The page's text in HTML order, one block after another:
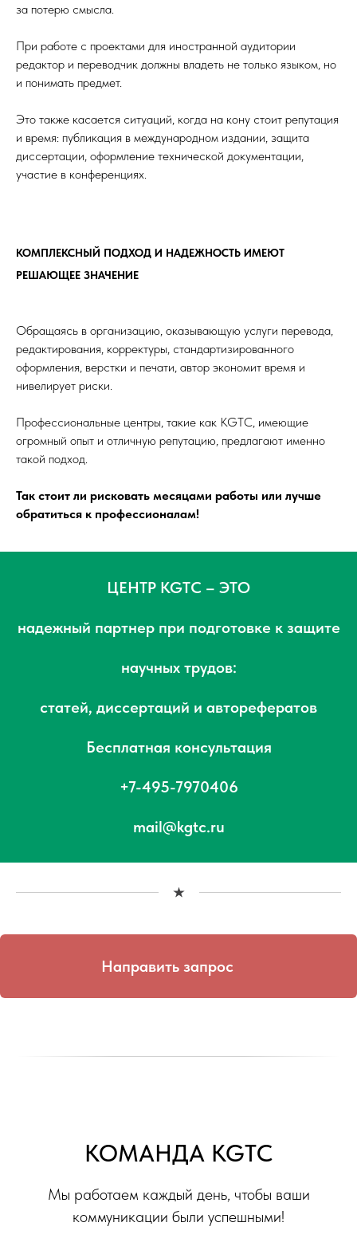
за потерю смысла.
При работе с проектами для иностранной аудитории
редактор и переводчик должны владеть не только языком, но
и понимать предмет.
Это также касается ситуаций, когда на кону стоит репутация
и время: публикация в международном издании, защита
диссертации, оформление технической документации,
участие в конференциях.
КОМПЛЕКСНЫЙ ПОДХОД И НАДЕЖНОСТЬ ИМЕЮТ
РЕШАЮЩЕЕ ЗНАЧЕНИЕ
Обращаясь в организацию, оказывающую услуги перевода,
редактирования, корректуры, стандартизированного
оформления, верстки и печати, автор экономит время и
нивелирует риски.
Профессиональные центры, такие как KGTC, имеющие
огромный опыт и отличную репутацию, предлагают именно
такой подход.
Так стоит ли рисковать месяцами работы или лучше
обратиться к профессионалам!
ЦЕНТР KGTC – ЭТО
надежный партнер при подготовке к защите
научных трудов:
статей, диссертаций и авторефератов
Бесплатная консультация
+7-495-7970406
mail@kgtc.ru
Направить запрос
КОМАНДА KGTC
Мы работаем каждый день, чтобы ваши
коммуникации были успешными!